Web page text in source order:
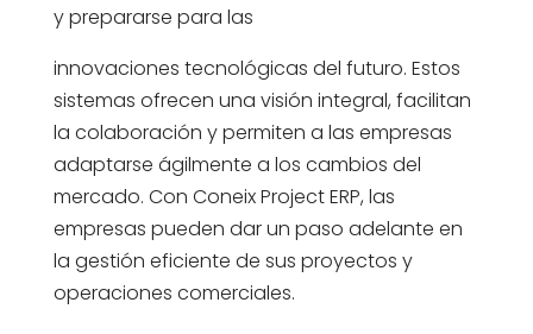
y prepararse para las
innovaciones tecnológicas del futuro. Estos
sistemas ofrecen una visión integral, facilitan
la colaboración y permiten a las empresas
adaptarse ágilmente a los cambios del
mercado. Con Coneix Project ERP, las
empresas pueden dar un paso adelante en
la gestión eficiente de sus proyectos y
operaciones comerciales.